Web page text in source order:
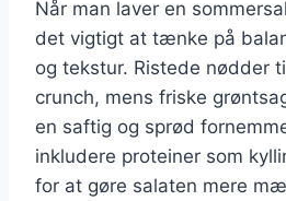
Når man laver en
det vigtigt at tænke på
og tekstur. Ristede nødder
crunch, mens friske
en saftig og sprød
inkludere proteiner som
for at gøre salaten mere